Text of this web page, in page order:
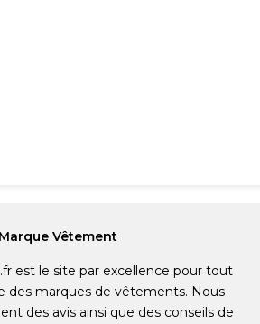
Marque Vêtement
est le site par excellence pour tout
des marques de vêtements. Nous
des avis ainsi que des conseils de